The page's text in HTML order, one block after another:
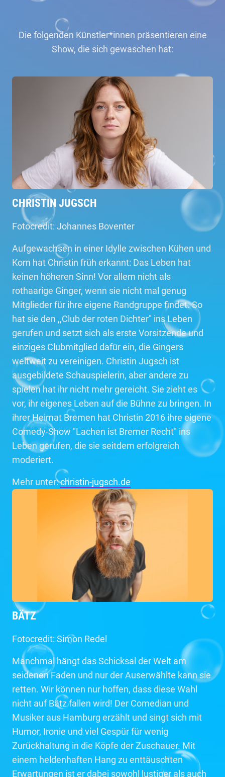
Die folgenden Künstler*innen präsentieren eine
Show, die sich gewaschen hat:
CHRISTIN JUGSCH
Fotocredit: Johannes Boventer
Aufgewachsen in einer Idylle zwischen Kühen und
Korn hat Christin früh erkannt: Das Leben hat
keinen höheren Sinn! Vor allem nicht als
rothaarige Ginger, wenn sie nicht mal genug
Mitglieder für ihre eigene Randgruppe findet. So
hat sie den ,,Club der roten Dichter" ins Leben
gerufen und setzt sich als erste Vorsitzende und
einziges Clubmitglied dafür ein, die Gingers
weltweit zu vereinigen. Christin Jugsch ist
ausgebildete Schauspielerin, aber andere zu
spielen hat ihr nicht mehr gereicht. Sie zieht es
vor, ihr eigenes Leben auf die Bühne zu bringen. In
ihrer Heimat Bremen hat Christin 2016 ihre eigene
Comedy-Show "Lachen ist Bremer Recht" ins
Leben gerufen, die sie seitdem erfolgreich
moderiert.
Mehr unter:christin-jugsch.de
BÄTZ
Fotocredit: Simon Redel
Manchmal hängt das Schicksal der Welt am
seidenen Faden und nur der Auserwählte kann sie
retten. Wir können nur hoffen, dass diese Wahl
nicht auf Bätz fallen wird! Der Comedian und
Musiker aus Hamburg erzählt und singt sich mit
Humor, Ironie und viel Gespür für wenig
Zurückhaltung in die Köpfe der Zuschauer. Mit
einem heldenhaften Hang zu enttäuschten
Erwartungen ist er dabei sowohl lustiger als auch